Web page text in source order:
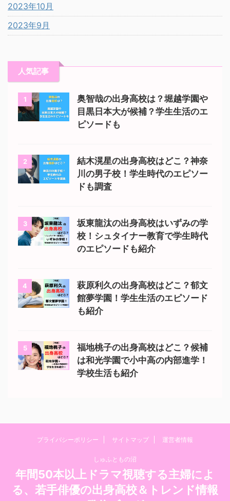
2023年10月
2023年9月
人気記事
1
奥智哉の出身高校は？堀越学園や
目黒日本大が候補？学生生活のエ
ピソードも
2
結木滉星の出身高校はどこ？神奈
川の男子校！学生時代のエピソー
ドも調査
3
坂東龍汰の出身高校はいずみの学
校！シュタイナー教育で学生時代
のエピソードも紹介
4
萩原利久の出身高校はどこ？郁文
館夢学園！学生生活のエピソード
も紹介
5
福地桃子の出身高校はどこ？候補
は和光学園で小中高の内部進学！
学校生活も紹介
プライバシーポリシー サイトマップ 運営者情報
しゅふともの沼
年間50本以上ドラマ視聴する主婦によ
る、若手俳優の出身高校＆トレンド情報